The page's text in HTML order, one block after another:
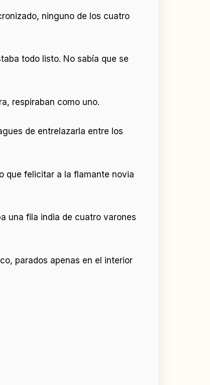
ninguno de los cuatro
todo listo. No sabía que se
respiraban como uno.
de entrelazarla entre los
que felicitar a la flamante novia
una fila india de cuatro varones
parados apenas en el interior